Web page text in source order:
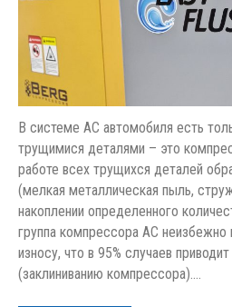
В системе АС автомобиля есть
трущимися деталями – это
работе всех трущихся деталей
(мелкая металлическая пыль,
накоплении определенного
группа компрессора АС неизбежно
износу, что в 95% случаев
(заклиниванию компрессора).…